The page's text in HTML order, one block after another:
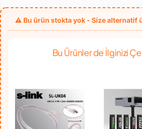
Bu Ürünler de İlginizi